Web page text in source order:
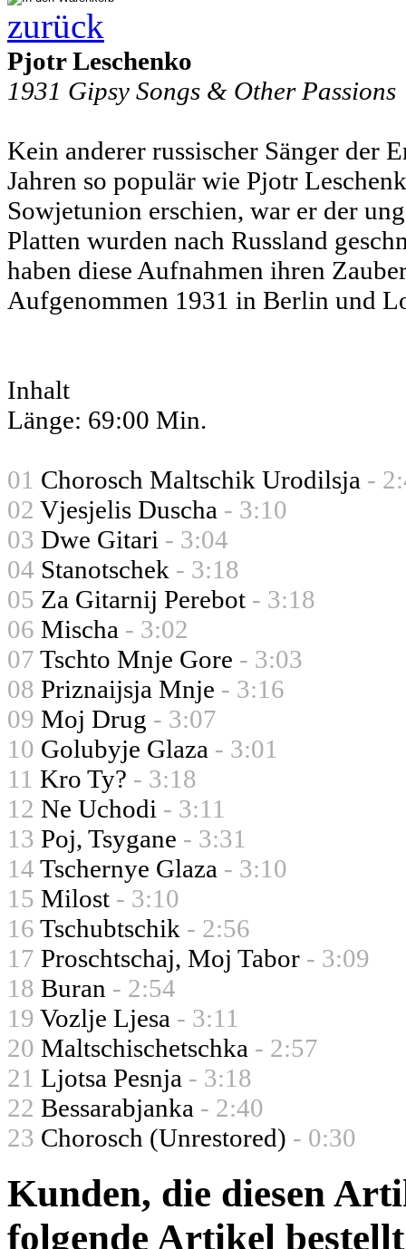
zurück
Pjotr Leschenko
1931 Gipsy Songs & Other Passions
Kein anderer russischer Sänger der
Jahren so populär wie Pjotr
Sowjetunion erschien, war er der
Platten wurden nach Russland
haben diese Aufnahmen ihren
Aufgenommen 1931 in Berlin und
Inhalt
Länge: 69:00 Min.
01 Chorosch Maltschik Urodilsja -
02 Vjesjelis Duscha - 3:10
03 Dwe Gitari - 3:04
04 Stanotschek - 3:18
05 Za Gitarnij Perebot - 3:18
06 Mischa - 3:02
07 Tschto Mnje Gore - 3:03
08 Priznaijsja Mnje - 3:16
09 Moj Drug - 3:07
10 Golubyje Glaza - 3:01
11 Kro Ty? - 3:18
12 Ne Uchodi - 3:11
13 Poj, Tsygane - 3:31
14 Tschernye Glaza - 3:10
15 Milost - 3:10
16 Tschubtschik - 2:56
17 Proschtschaj, Moj Tabor - 3:09
18 Buran - 2:54
19 Vozlje Ljesa - 3:11
20 Maltschischetschka - 2:57
21 Ljotsa Pesnja - 3:18
22 Bessarabjanka - 2:40
23 Chorosch (Unrestored) - 0:30
Kunden, die diesen
folgende Artikel